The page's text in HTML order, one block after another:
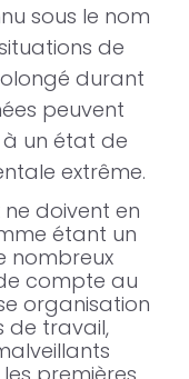
sous le nom
de
durant
peuvent
un état de
extrême.
ne doivent en
étant un
nombreux
compte au
organisation
de travail,